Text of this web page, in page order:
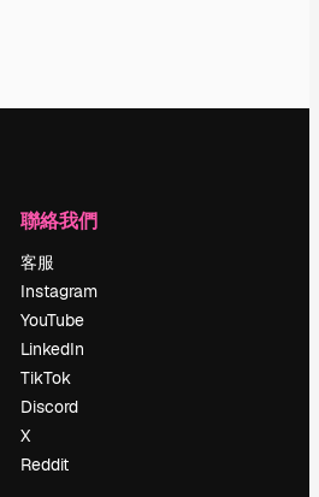
聯絡我們
客服
Instagram
YouTube
LinkedIn
TikTok
Discord
X
Reddit